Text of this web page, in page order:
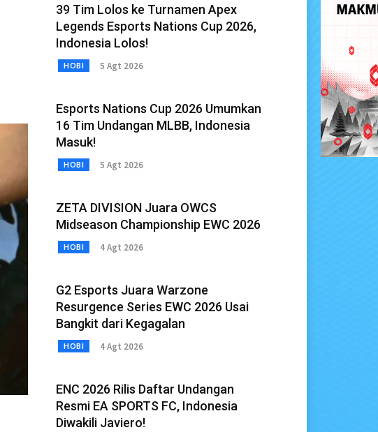
39 Tim Lolos ke Turnamen Apex
Legends Esports Nations Cup 2026,
Indonesia Lolos!
HOBI 5 Agt 2026
Esports Nations Cup 2026 Umumkan
16 Tim Undangan MLBB, Indonesia
Masuk!
HOBI 5 Agt 2026
ZETA DIVISION Juara OWCS
Midseason Championship EWC 2026
HOBI 4 Agt 2026
G2 Esports Juara Warzone
Resurgence Series EWC 2026 Usai
Bangkit dari Kegagalan
HOBI 4 Agt 2026
ENC 2026 Rilis Daftar Undangan
Resmi EA SPORTS FC, Indonesia
Diwakili Javiero!